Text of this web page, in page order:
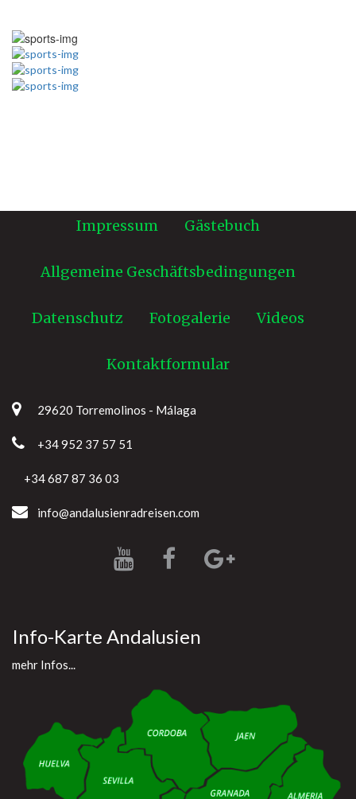
Impressum Gästebuch
Allgemeine Geschäftsbedingungen
Datenschutz Fotogalerie Videos
Kontaktformular
29620 Torremolinos - Málaga
+34 952 37 57 51
+34 687 87 36 03
info@andalusienradreisen.com
Info-Karte Andalusien
mehr Infos...